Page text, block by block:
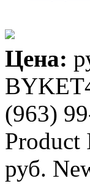
Цена:
(963)
Product
руб.